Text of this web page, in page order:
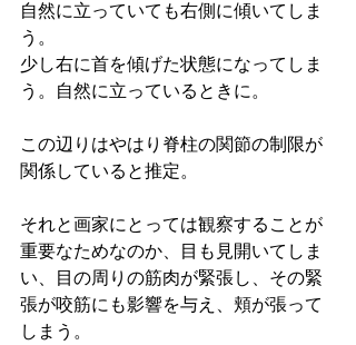
自然に立っていても右側に傾いてしま
う。
少し右に首を傾げた状態になってしま
う。自然に立っているときに。
この辺りはやはり脊柱の関節の制限が
関係していると推定。
それと画家にとっては観察することが
重要なためなのか、目も見開いてしま
い、目の周りの筋肉が緊張し、その緊
張が咬筋にも影響を与え、頬が張って
しまう。